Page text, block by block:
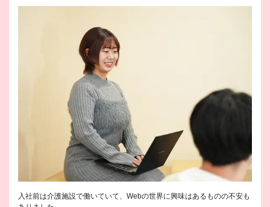
入社前は介護施設で働いていて、Webの世界に興味はあるものの不安も